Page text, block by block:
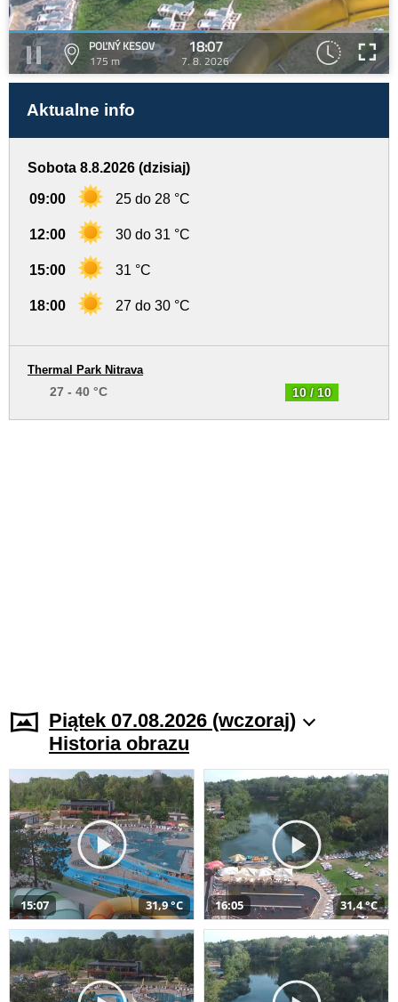
POĽNÝ KESOV
175 m
18:07
7. 8. 2026
Aktualne info
Sobota 8.8.2026 (dzisiaj)
09:00 25 do 28 °C
12:00 30 do 31 °C
15:00 31 °C
18:00 27 do 30 °C
10 / 10
Thermal Park Nitrava
27 - 40 °C
Piątek 07.08.2026 (wczoraj)
Historia obrazu
15:07 31,9 °C 16:05 31,4 °C